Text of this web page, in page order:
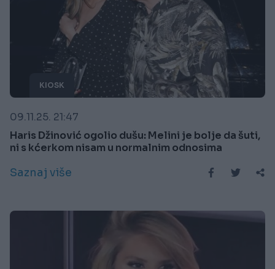
KIOSK
09.11.25. 21:47
Haris Džinović ogolio dušu: Melini je bolje da šuti,
ni s kćerkom nisam u normalnim odnosima
Saznaj više